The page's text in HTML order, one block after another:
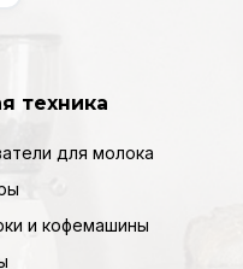
техника
для молока
и кофемашины